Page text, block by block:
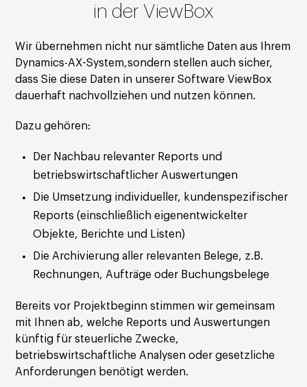
in der ViewBox
Wir übernehmen nicht nur sämtliche Daten aus Ihrem
Dynamics-AX-System,sondern stellen auch sicher,
dass Sie diese Daten in unserer Software ViewBox
dauerhaft nachvollziehen und nutzen können.
Dazu gehören:
Der Nachbau relevanter Reports und
betriebswirtschaftlicher Auswertungen
Die Umsetzung individueller, kundenspezifischer
Reports (einschließlich eigenentwickelter
Objekte, Berichte und Listen)
Die Archivierung aller relevanten Belege, z.B.
Rechnungen, Aufträge oder Buchungsbelege
Bereits vor Projektbeginn stimmen wir gemeinsam
mit Ihnen ab, welche Reports und Auswertungen
künftig für steuerliche Zwecke,
betriebswirtschaftliche Analysen oder gesetzliche
Anforderungen benötigt werden.